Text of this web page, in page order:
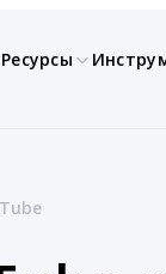
Ресурсы